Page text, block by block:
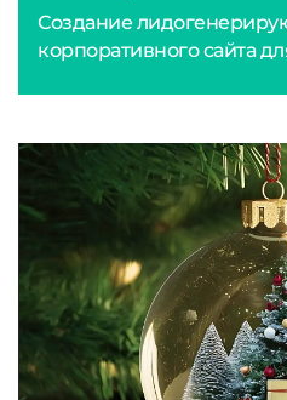
Создание
корпоративного сайта